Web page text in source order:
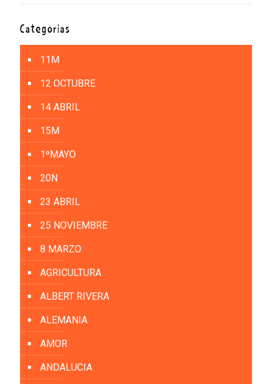
Categorías
11M
12 OCTUBRE
14 ABRIL
15M
1ºMAYO
20N
23 ABRIL
25 NOVIEMBRE
8 MARZO
AGRICULTURA
ALBERT RIVERA
ALEMANIA
AMOR
ANDALUCIA